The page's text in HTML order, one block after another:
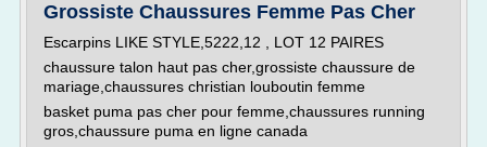
Grossiste Chaussures Femme Pas Cher
Escarpins LIKE STYLE,5222,12 , LOT 12 PAIRES
chaussure talon haut pas cher,grossiste chaussure de
mariage,chaussures christian louboutin femme
basket puma pas cher pour femme,chaussures running
gros,chaussure puma en ligne canada